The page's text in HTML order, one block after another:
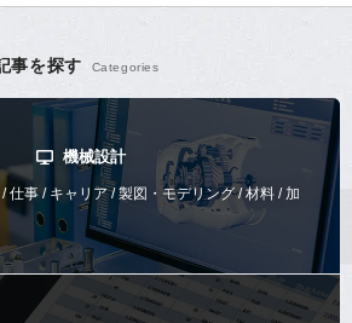
事を探す
機械設計
仕事 / キャリア / 製図・モデリング / 材料 / 加